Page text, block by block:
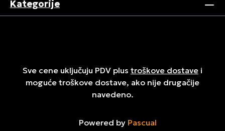
Kategorije
Sve cene uključuju PDV plus troškove dostave i
moguće troškove dostave, ako nije drugačije
navedeno.
Powered by Pascual